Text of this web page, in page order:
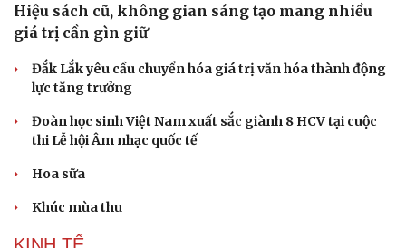
Pháp luật
Vụ án
Tin nóng
Vũ khí
Hiệu sách cũ, không gian sáng tạo mang nhiều
giá trị cần gìn giữ
Đắk Lắk yêu cầu chuyển hóa giá trị văn hóa thành động
lực tăng trưởng
Đoàn học sinh Việt Nam xuất sắc giành 8 HCV tại cuộc
thi Lễ hội Âm nhạc quốc tế
Hoa sữa
Khúc mùa thu
KINH TẾ